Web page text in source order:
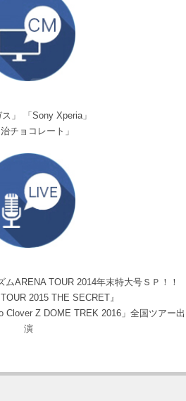
ス」 「Sony Xperia」
治チョコレート」
ARENA TOUR 2014年末特大号ＳＰ！！
2015 THE SECRET』
Clover Z DOME TREK 2016」全国ツアー出
演